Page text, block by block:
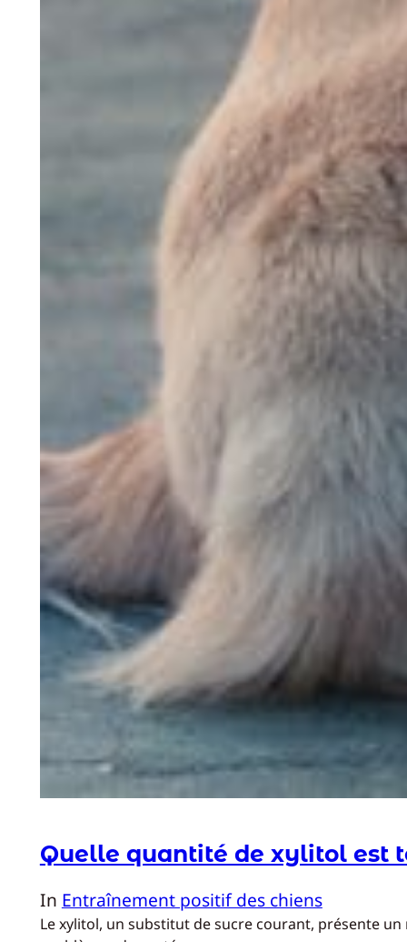
Quelle quantité de xylitol est
In Entraînement positif des chiens
Le xylitol, un substitut de sucre courant, présente